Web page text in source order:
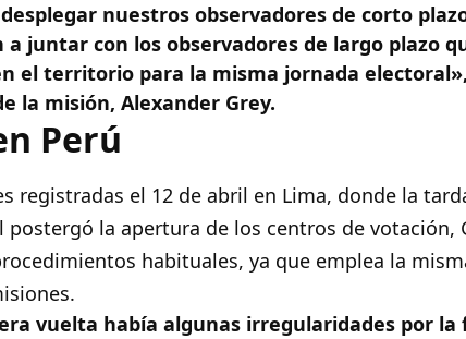
nuestros observadores de corto
a juntar con los observadores de largo plazo
el territorio para la misma jornada electoral»,
la misión, Alexander Grey.
Perú
registradas el 12 de abril en Lima, donde la
la apertura de los centros de votación,
habituales, ya que emplea la
vuelta había algunas irregularidades por la